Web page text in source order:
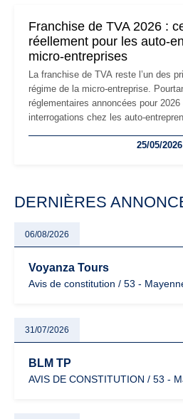
Franchise de TVA 2026 :
réellement pour les auto-
micro-entreprises
La franchise de TVA reste l’un des
régime de la micro-entreprise.
réglementaires annoncées pour
interrogations chez les auto-
facturation ou risque de bascule vers
25/05/2026
DERNIÈRES
06/08/2026
Voyanza Tours
Avis de constitution / 53 -
31/07/2026
BLM TP
AVIS DE CONSTITUTION / 53 -